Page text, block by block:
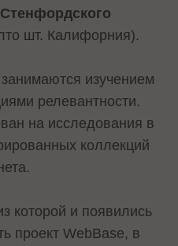
Стенфордского
шт. Калифорния).
изучением
релевантности.
на исследования в
коллекций
которой и появились
проект WebBase, в